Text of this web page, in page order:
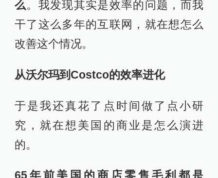
么。我发现其实是效率的问题，而我
干了这么多年的互联网，就在想怎么
改善这个情况。
从沃尔玛到Costco的效率进化
于是我还真花了点时间做了点小研
究，就在想美国的商业是怎么演进
的。
65年前美国的商店零售毛利都是